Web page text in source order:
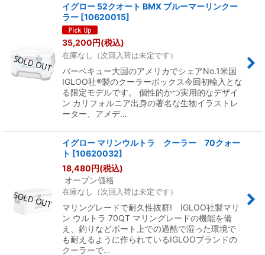
イグロー 52クオート BMX ブルーマーリンクー
ラー [10620015]
35,200円(税込)
在庫なし（次回入荷は未定です）
バーベキュー大国のアメリカでシェアNo.1米国
IGLOO社®製のクーラーボックス今回初輸入とな
る限定モデルです。 個性的かつ実用的なデザイ
ン カリフォルニア出身の著名な生物イラストレ
ーター、アメデ…
イグロー マリンウルトラ クーラー 70クォー
ト [10620032]
18,480円(税込)
オープン価格
在庫なし（次回入荷は未定です）
マリングレードで耐久性抜群! IGLOO社製マリ
ン ウルトラ 70QT マリングレードの機能を備
え、釣りなどボート上での過酷で湿った環境で
も耐えるように作られているIGLOOブランドの
クーラーで…